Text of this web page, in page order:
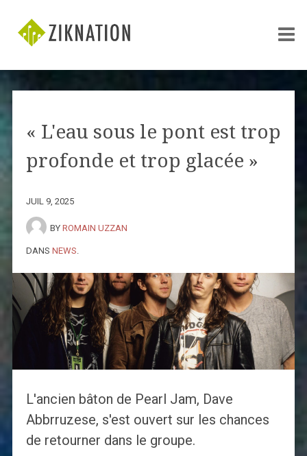
« L'eau sous le pont est trop
profonde et trop glacée »
JUIL 9, 2025
BY ROMAIN UZZAN
DANS NEWS
L'ancien bâton de Pearl Jam, Dave
Abbrruzese, s'est ouvert sur les chances
de retourner dans le groupe.